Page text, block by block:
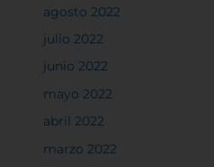
agosto 2022
julio 2022
junio 2022
mayo 2022
abril 2022
marzo 2022